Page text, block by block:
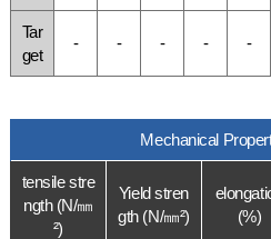
Tar
get
- - - - -
Mechanical
tensile stre
ngth (N/㎜
²)
Yield stren
gth (N/㎜²)
(%)